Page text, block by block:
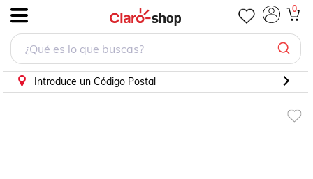
0
Introduce un Código Postal
Cronocaps 3 mg 30 cápsulas. Melatonina